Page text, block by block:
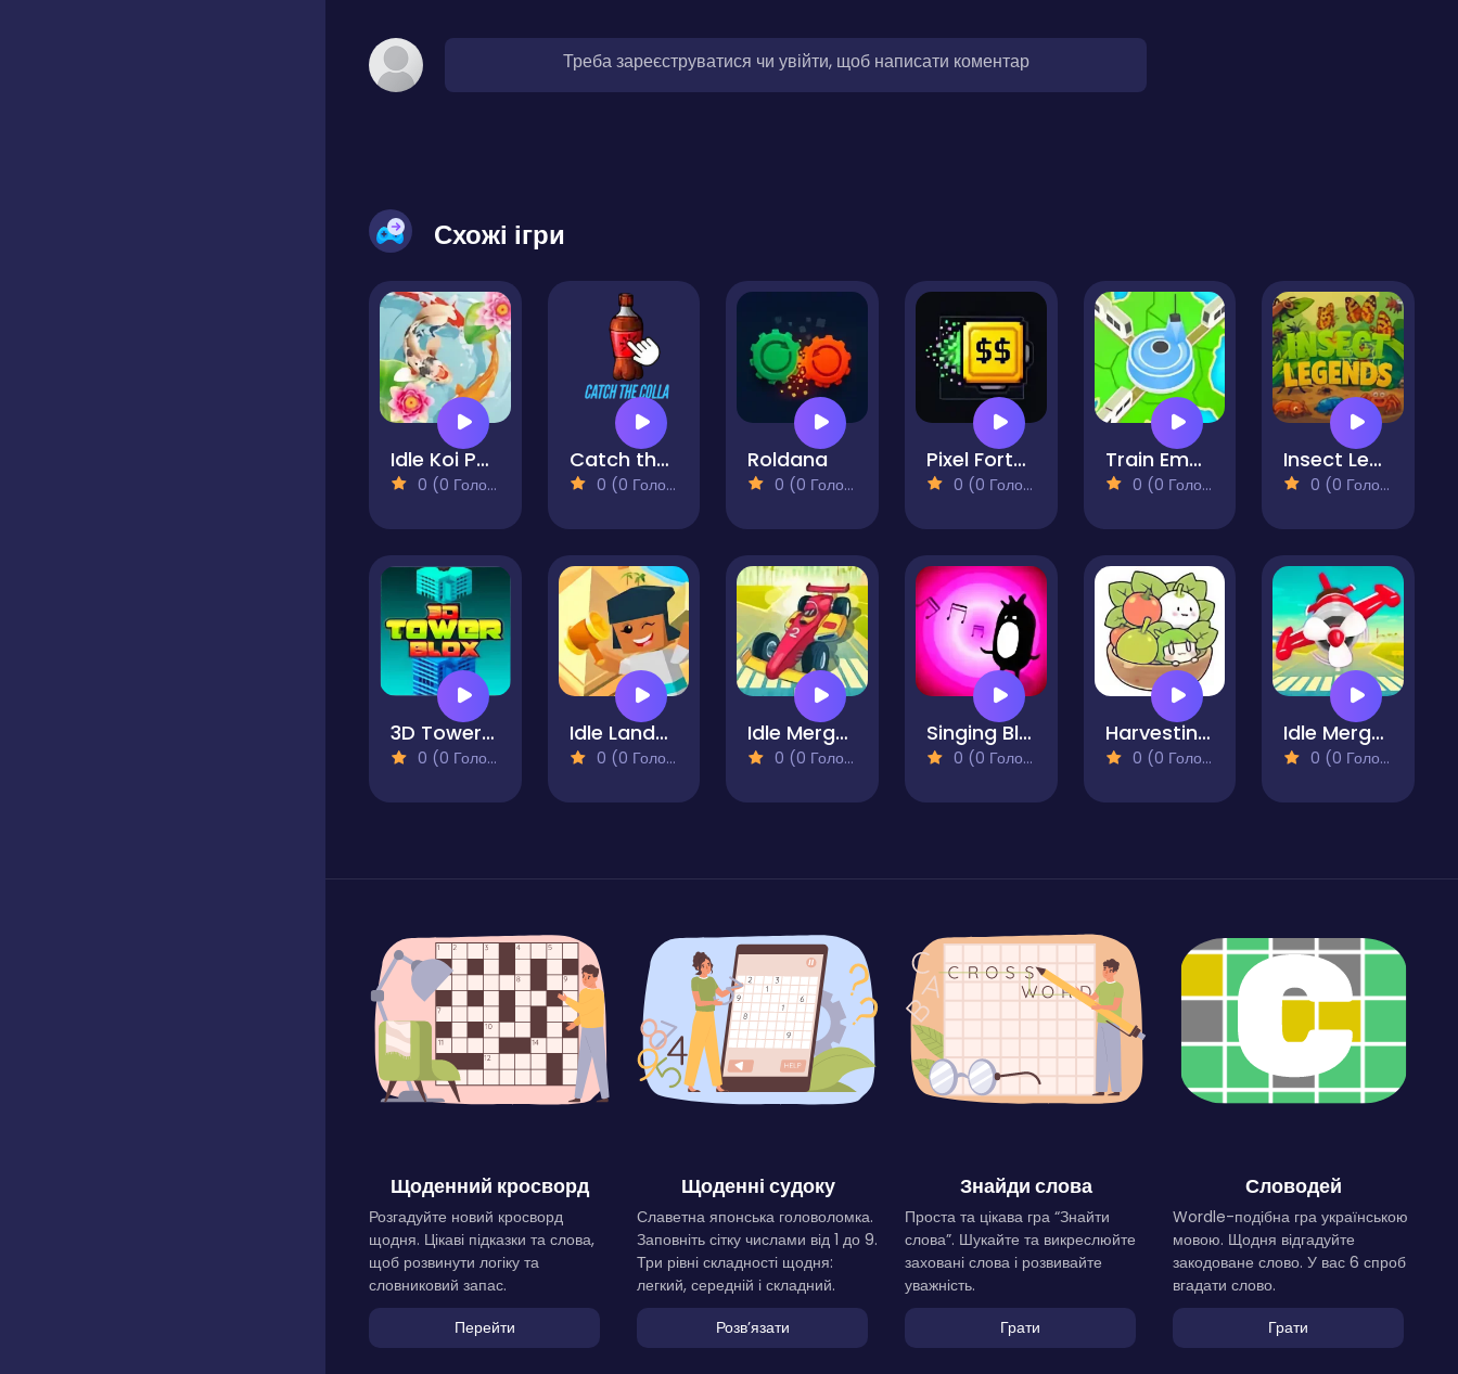
Треба зареєструватися чи увійти, щоб написати коментар
Схожі ігри
Idle Koi Pond
0 (0 Голосів)
Catch the Colla
0 (0 Голосів)
Roldana
0 (0 Голосів)
Pixel Fortune Factory
0 (0 Голосів)
Train Empire Connect Railroad
0 (0 Голосів)
Insect Legends
0 (0 Голосів)
3D Tower Blox
0 (0 Голосів)
Idle Landmark Builder
0 (0 Голосів)
Idle Merge Car and Race
0 (0 Голосів)
Singing Blob
0 (0 Голосів)
Harvesting Veggies
0 (0 Голосів)
Idle Merge Plane
0 (0 Голосів)
Щоденний кросворд
Розгадуйте новий кросворд
щодня. Цікаві підказки та слова,
щоб розвинути логіку та
словниковий запас.
Перейти
Щоденні судоку
Славетна японська головоломка.
Заповніть сітку числами від 1 до 9.
Три рівні складності щодня:
легкий, середній і складний.
Розвʼязати
Знайди слова
Проста та цікава гра “Знайти
слова”. Шукайте та викреслюйте
заховані слова і розвивайте
уважність.
Грати
Словодей
Wordle-подібна гра українською
мовою. Щодня відгадуйте
закодоване слово. У вас 6 спроб
вгадати слово.
Грати